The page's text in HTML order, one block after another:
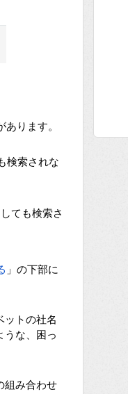
ります。
検索されな
ても検索さ
」の下部に
ットの社名
うな、困っ
組み合わせ